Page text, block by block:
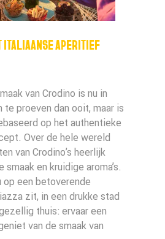
ITALIAANSE APERITIEF
van Crodino is nu in
te proeven dan ooit, maar is
op het authentieke
Over de hele wereld
van Crodino’s heerlijk
smaak en kruidige aroma’s.
op een betoverende
zit, in een drukke stad
thuis: ervaar een
van de smaak van